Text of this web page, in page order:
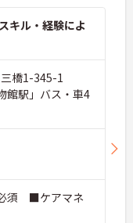
スキル・経験によ
橋1-345-1
館駅」バス・車4
須 ■ケアマネ